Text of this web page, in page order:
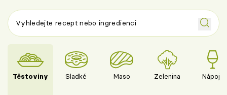
Těstoviny Sladké Maso Zelenina Nápoje